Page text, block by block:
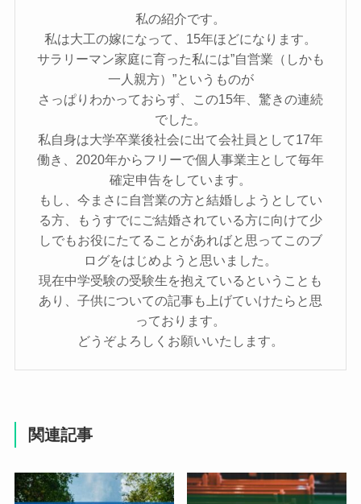
私の紹介です。
私は大工の嫁になって、15年ほどになります。
サラリーマン家庭に育った私には”自営業（しかも
一人親方）”というものが
さっぱりわかっておらず、この15年、驚きの連続
でした。
私自身は大学卒業後社会に出て会社員として17年
働き、2020年からフリーで個人事業主として毎年
確定申告をしています。
もし、今まさに自営業の方と結婚しようとしてい
る方、もうすでにご結婚されている方に向けて少
しでもお役にたてることがあればと思ってこのブ
ログをはじめようと思いました。
現在中学受験の受験生を抱えているということも
あり、子供についての記事も上げていけたらと思
っております。
どうぞよろしくお願いいたします。
関連記事